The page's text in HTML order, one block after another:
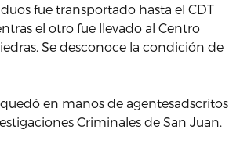
fue transportado hasta el CDT
el otro fue llevado al Centro
Se desconoce la condición de
en manos de agentesadscritos
Criminales de San Juan.